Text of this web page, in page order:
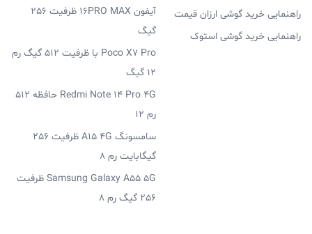
راهنمایی خرید گوشی ارزان قیمت
راهنمایی خرید گوشی استوک
آیفون 16PRO MAX ظرفیت 256
گیگ
Poco X7 Pro با ظرفیت 512 گیگ رم
12 گیگ
Redmi Note 14 Pro 4G حافظه 512
رم 12
سامسونگ A15 4G ظرفیت 256
گیگابایت رم 8
Samsung Galaxy A55 5G ظرفیت
256 گیگ رم 8